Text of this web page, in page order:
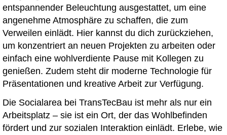
entspannender Beleuchtung ausgestattet, um eine
angenehme Atmosphäre zu schaffen, die zum
Verweilen einlädt. Hier kannst du dich zurückziehen,
um konzentriert an neuen Projekten zu arbeiten oder
einfach eine wohlverdiente Pause mit Kollegen zu
genießen. Zudem steht dir moderne Technologie für
Präsentationen und kreative Arbeit zur Verfügung.
Die Socialarea bei TransTecBau ist mehr als nur ein
Arbeitsplatz – sie ist ein Ort, der das Wohlbefinden
fördert und zur sozialen Interaktion einlädt. Erlebe, wie